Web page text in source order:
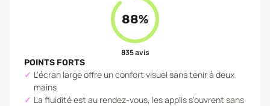
88%
835avis
POINTS FORTS
L'écran large offre un confort visuel sans tenir à deux
mains
La fluidité est au rendez-vous, les applis s'ouvrent sans